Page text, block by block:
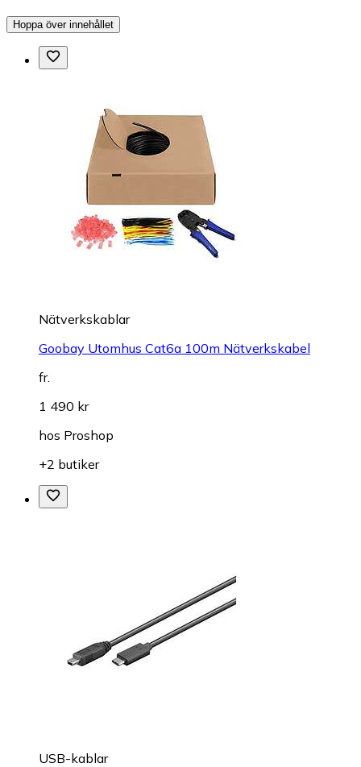
Hoppa över innehållet
Nätverkskablar
Goobay Utomhus Cat6a 100m Nätverkskabel
fr.
1 490 kr
hos Proshop
+2 butiker
USB-kablar